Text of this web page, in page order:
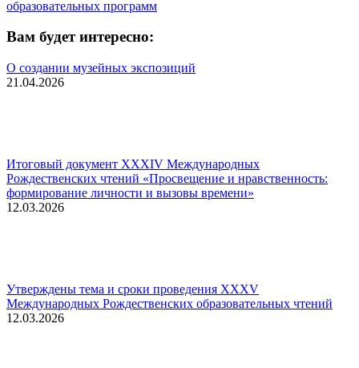
образовательных программ
Вам будет интересно:
О создании музейных экспозиций
21.04.2026
Итоговый документ XXХIV Международных
Рождественских чтений «Просвещение и нравственность:
формирование личности и вызовы времени»
12.03.2026
Утверждены тема и сроки проведения XXXV
Международных Рождественских образовательных чтений
12.03.2026